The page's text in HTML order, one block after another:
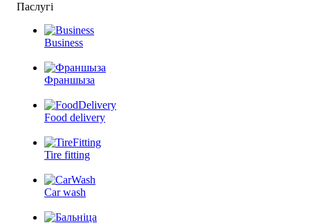
Паслугі
Business
Франшыза
Food delivery
Tire fitting
Car wash